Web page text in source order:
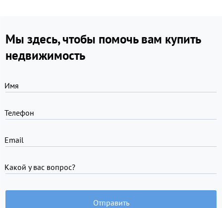
Мы здесь, чтобы помочь вам купить
недвижимость
Имя
Телефон
Email
Какой у вас вопрос?
Отправить